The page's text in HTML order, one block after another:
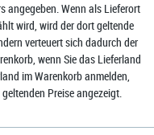
angegeben. Wenn als Lieferort
wird, wird der dort geltende
verteuert sich dadurch der
wenn Sie das Lieferland
im Warenkorb anmelden,
Preise angezeigt.